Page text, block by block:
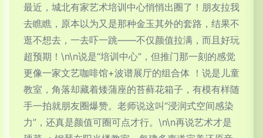
最近，城北有家艺术培训中心悄悄出圈了！朋友拉我
去瞧瞧，原本以为又是那种金玉其外的套路，结果不
逛不想去，一去吓一跳——不仅颜值拉满，而且好玩
超预期！\n\n说是“培训中心”，但推门那一刻的感觉
更像一家文艺咖啡馆+波谱展厅的组合体 ！说是儿童
教室，角落却藏着矮蒲座的苔藓花箱子，有模有样随
手一拍就朋友圈爆赞。老师说这叫“浸润式空间感染
力”，还真是颜值可圈可点才行。\n\n再说艺术才是